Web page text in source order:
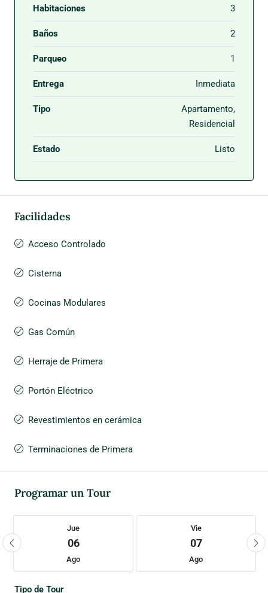
Habitaciones 3
Baños 2
Parqueo 1
Entrega Inmediata
Tipo
Apartamento,
Residencial
Estado Listo
Facilidades
Acceso Controlado
Cisterna
Cocinas Modulares
Gas Común
Herraje de Primera
Portón Eléctrico
Revestimientos en cerámica
Terminaciones de Primera
Programar un Tour
Jue
06
Ago
Vie
07
Ago
Tipo de Tour